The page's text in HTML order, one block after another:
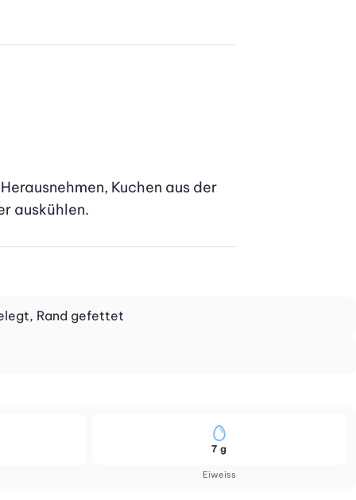
Kuchen aus der
auskühlen.
Rand gefettet
Eiweiss
7 g